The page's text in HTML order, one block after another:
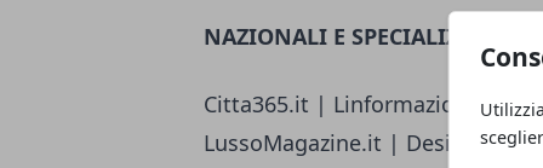
NAZIONALI E SPECIALIZZATE
Citta365.it |
LussoMagazine.it | Design-